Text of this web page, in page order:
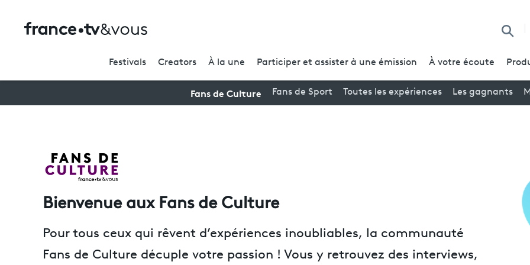
Festivals Creators À la une Participer et assister à une émission À votre écoute
Fans de Culture Fans de Sport Toutes les expériences Les gagnants
Bienvenue aux Fans de Culture
Pour tous ceux qui rêvent d’expériences inoubliables, la communauté
Fans de Culture décuple votre passion ! Vous y retrouvez des interviews,